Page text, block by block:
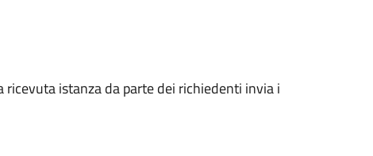
istanza da parte dei richiedenti invia i